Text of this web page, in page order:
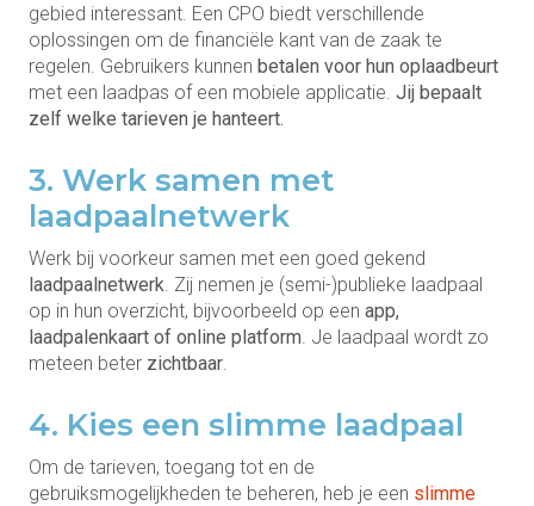
gebied interessant. Een CPO biedt verschillende
oplossingen om de financiële kant van de zaak te
regelen. Gebruikers kunnen betalen voor hun oplaadbeurt
met een laadpas of een mobiele applicatie. Jij bepaalt
zelf welke tarieven je hanteert.
3. Werk samen met
laadpaalnetwerk
Werk bij voorkeur samen met een goed gekend
laadpaalnetwerk . Zij nemen je (semi-)publieke laadpaal
op in hun overzicht, bijvoorbeeld op een app,
laadpalenkaart of online platform . Je laadpaal wordt zo
meteen beter zichtbaar
4. Kies een slimme laadpaal
Om de tarieven, toegang tot en de
gebruiksmogelijkheden te beheren, heb je een slimme